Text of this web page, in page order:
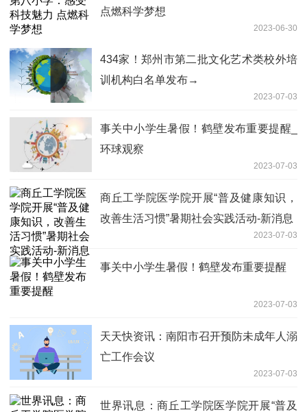
点燃科学梦想
2023-06-30
434家！郑州市第二批文化艺术类校外培
训机构白名单发布→
2023-07-03
事关中小学生暑假！鹤壁发布重要提醒_
环球观察
2023-07-03
商丘工学院医学院开展“普及健康知识，
改善生活习惯”暑期社会实践活动-新消息
2023-07-03
事关中小学生暑假！鹤壁发布重要提醒
2023-07-03
天天快资讯：南阳市召开预防未成年人溺
亡工作会议
2023-07-03
世界讯息：商丘工学院医学院开展“普及